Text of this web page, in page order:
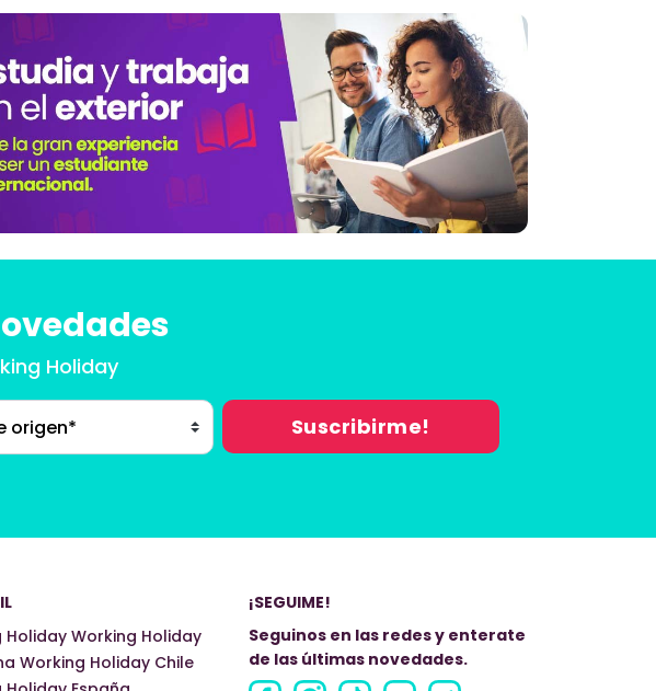
Holiday
Holiday Working Holiday
Working Holiday Chile
¡SEGUIME!
Seguinos en las redes y enterate
de las últimas novedades.